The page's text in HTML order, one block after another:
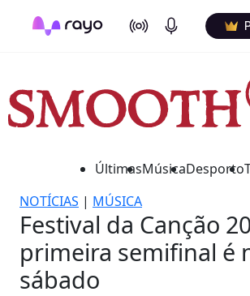
On Air Podcasts
ÚltimasMúsicaDesporto
NOTÍCIAS | MÚSICA
Festival da Canção
primeira semifinal é
sábado